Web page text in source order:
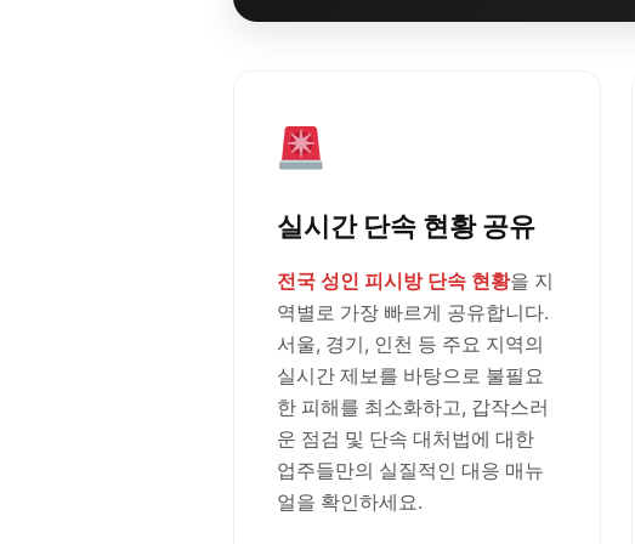
실시간 단속 현황 공유
전국 성인 피시방 단속 현황을 지
역별로 가장 빠르게 공유합니다.
서울, 경기, 인천 등 주요 지역의
실시간 제보를 바탕으로 불필요
한 피해를 최소화하고, 갑작스러
운 점검 및 단속 대처법에 대한
업주들만의 실질적인 대응 매뉴
얼을 확인하세요.